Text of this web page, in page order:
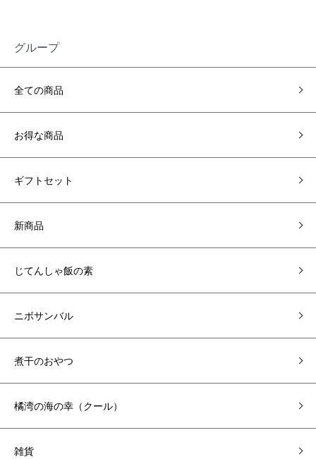
グループ
全ての商品
お得な商品
ギフトセット
新商品
じてんしゃ飯の素
ニボサンバル
煮干のおやつ
橘湾の海の幸（クール）
雑貨